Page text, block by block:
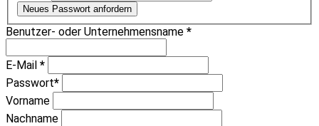
Neues Passwort anfordern
Benutzer- oder Unternehmensname *
E-Mail *
Passwort*
Vorname
Nachname